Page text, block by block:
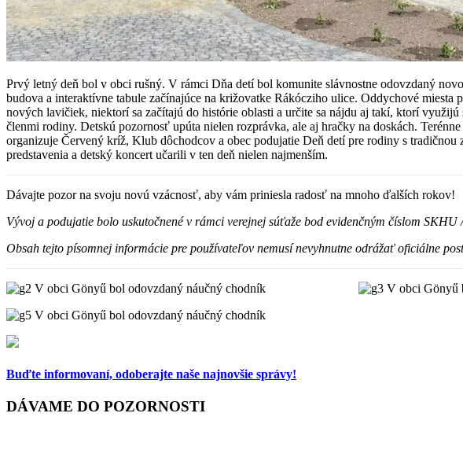
Prvý letný deň bol v obci rušný. V rámci Dňa detí bol komunite slávnostne odovzdaný
budova a interaktívne tabule začínajúce na križovatke Rákócziho ulice. Oddychové
nových lavičiek, niektorí sa začítajú do histórie oblasti a určite sa nájdu aj takí, ktorí
členmi rodiny. Detskú pozornosť upúta nielen rozprávka, ale aj hračky na doskách.
organizuje Červený kríž, Klub dôchodcov a obec podujatie Deň detí pre rodiny s
predstavenia a detský koncert učarili v ten deň nielen najmenším.
Dávajte pozor na svoju novú vzácnosť, aby vám priniesla radosť na mnoho ďalších rokov!
Vývoj a podujatie bolo uskutočnené v rámci verejnej súťaže bod evidenčným číslom SKHU
Obsah tejto písomnej informácie pre používateľov nemusí nevyhnutne odrážať oficiálne
Buďte informovaní, odoberajte naše najnovšie správy!
DÁVAME DO POZORNOSTI